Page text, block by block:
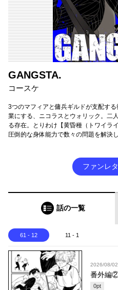
GANGSTA.
コースケ
3つのマフィアと傭兵ギルドが支配す
業にする、ニコラスとウォリック。二
る存在。とりわけ【黄昏種（トワイラ
圧倒的な身体能力で数々の問題を解決
ファンレ
話の一覧
61 - 12 11 - 1
2026/08/02
番外編
0pt